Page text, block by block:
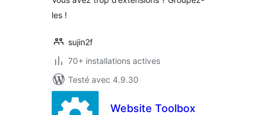
les !
sujin2f
70+ installations actives
Testé avec 4.9.30
Website Toolbox